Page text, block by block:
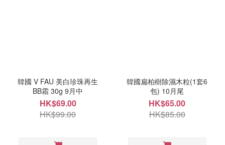
韓國 V FAU 美白珍珠再生
BB霜 30g 9月中
HK$69.00
HK$99.00
韓國扁柏樹除濕木粒(1套6
包) 10月尾
HK$65.00
HK$85.00